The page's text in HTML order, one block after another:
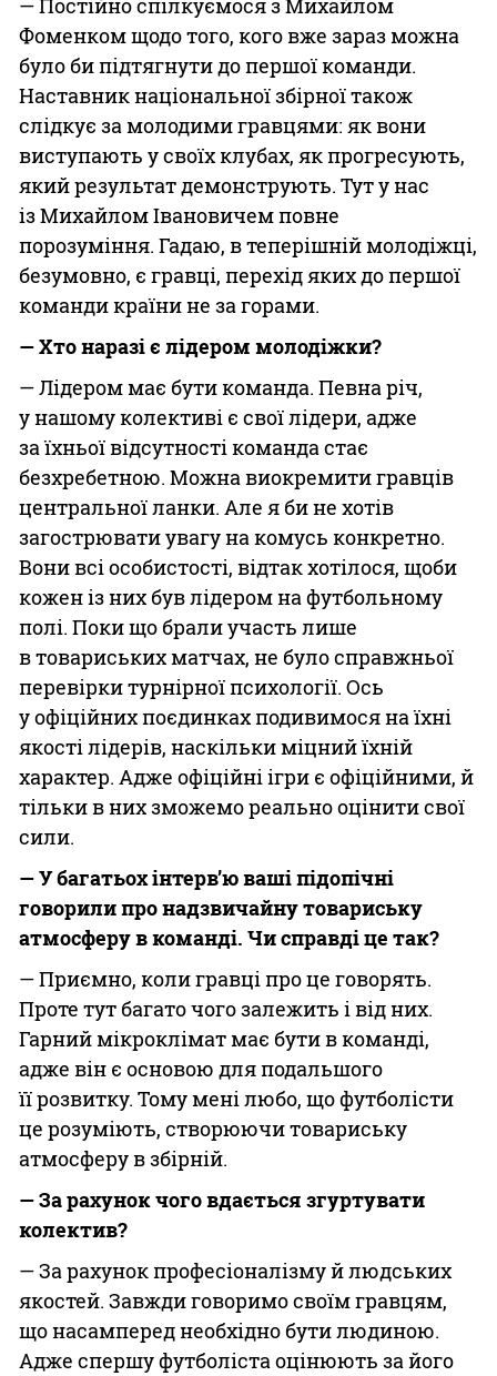
— Постійно спілкуємося з Михайлом
Фоменком щодо того, кого вже зараз можна
було би підтягнути до першої команди.
Наставник національної збірної також
слідкує за молодими гравцями: як вони
виступають у своїх клубах, як прогресують,
який результат демонструють. Тут у нас
із Михайлом Івановичем повне
порозуміння. Гадаю, в теперішній молодіжці,
безумовно, є гравці, перехід яких до першої
команди країни не за горами.
— Хто наразі є лідером молодіжки?
— Лідером має бути команда. Певна річ,
у нашому колективі є свої лідери, адже
за їхньої відсутності команда стає
безхребетною. Можна виокремити гравців
центральної ланки. Але я би не хотів
загострювати увагу на комусь конкретно.
Вони всі особистості, відтак хотілося, щоби
кожен із них був лідером на футбольному
полі. Поки що брали участь лише
в товариських матчах, не було справжньої
перевірки турнірної психології. Ось
у офіційних поєдинках подивимося на їхні
якості лідерів, наскільки міцний їхній
характер. Адже офіційні ігри є офіційними, й
тільки в них зможемо реально оцінити свої
сили.
— У багатьох інтерв’ю ваші підопічні
говорили про надзвичайну товариську
атмосферу в команді. Чи справдіце так?
— Приємно, коли гравці про це говорять.
Проте тут багато чого залежить і від них.
Гарний мікроклімат має бути в команді,
адже він є основою для подальшого
її розвитку. Тому мені любо, що футболісти
це розуміють, створюючи товариську
атмосферу в збірній.
— За рахунок чого вдається згуртувати
колектив?
— За рахунок професіоналізму й людських
якостей. Завжди говоримо своїм гравцям,
що насамперед необхідно бути людиною.
Адже спершу футболіста оцінюють за його